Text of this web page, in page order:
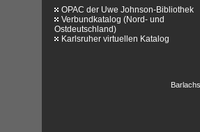
OPAC der Uwe Johnson-Bibliothek
Verbundkatalog (Nord- und
Ostdeutschland)
Karlsruher virtuellen Katalog